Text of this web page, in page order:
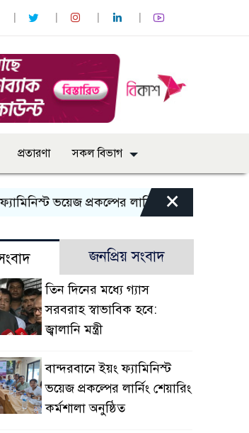
প্রতারণা সকল বিভাগ
প্রকল্পের লার্নিং শেয়ারিং কর্মশালা অনুষ্ঠিত
×
জনপ্রিয় সংবাদ
তিন দিনের মধ্যে গ্যাস
সরবরাহ স্বাভাবিক হবে:
জ্বালানি মন্ত্রী
বান্দরবানে ইয়ং ফ্যামিনিস্ট
ভয়েজ প্রকল্পের লার্নিং শেয়ারিং
কর্মশালা অনুষ্ঠিত